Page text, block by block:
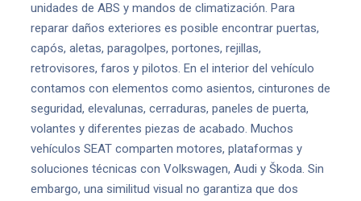
unidades de ABS y mandos de climatización. Para
reparar daños exteriores es posible encontrar puertas,
capós, aletas, paragolpes, portones, rejillas,
retrovisores, faros y pilotos. En el interior del vehículo
contamos con elementos como asientos, cinturones de
seguridad, elevalunas, cerraduras, paneles de puerta,
volantes y diferentes piezas de acabado. Muchos
vehículos SEAT comparten motores, plataformas y
soluciones técnicas con Volkswagen, Audi y Škoda. Sin
embargo, una similitud visual no garantiza que dos